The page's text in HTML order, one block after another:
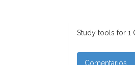
Study tools for 1
Comentarios